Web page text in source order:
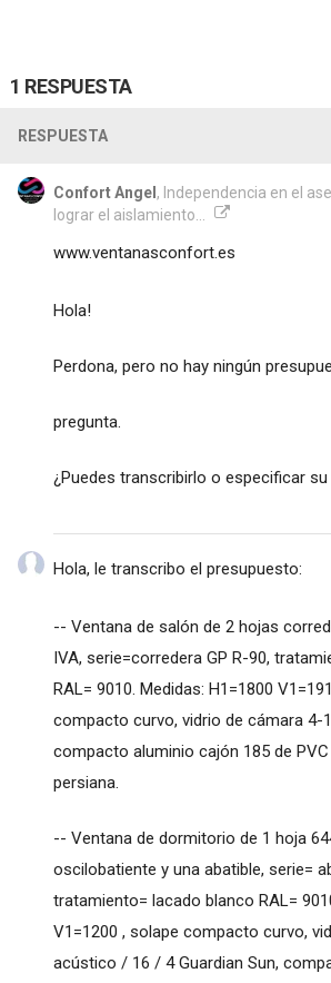
1 RESPUESTA
RESPUESTA
Confort Angel , Independencia en el
lograr el aislamiento...
www.ventanasconfort.es
Hola!
Perdona, pero no hay ningún
pregunta.
¿Puedes transcribirlo o especificar su
Hola, le transcribo el presupuesto:
-- Ventana de salón de 2 hojas
IVA, serie=corredera GP R-90,
RAL= 9010. Medidas: H1=1800
compacto curvo, vidrio de cámara 4-
compacto aluminio cajón 185 de
persiana.
-- Ventana de dormitorio de 1 hoja
oscilobatiente y una abatible, serie=
tratamiento= lacado blanco RAL=
V1=1200 , solape compacto curvo,
acústico / 16 / 4 Guardian Sun,